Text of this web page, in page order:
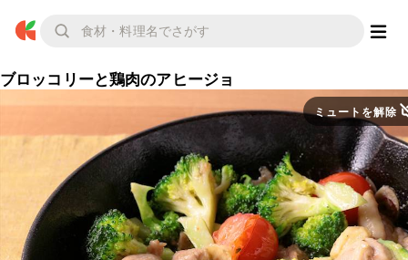
ブロッコリーと鶏肉のアヒージョ
ミュートを解除